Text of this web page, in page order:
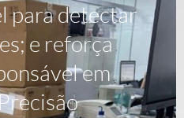
para detectar
e reforça
em